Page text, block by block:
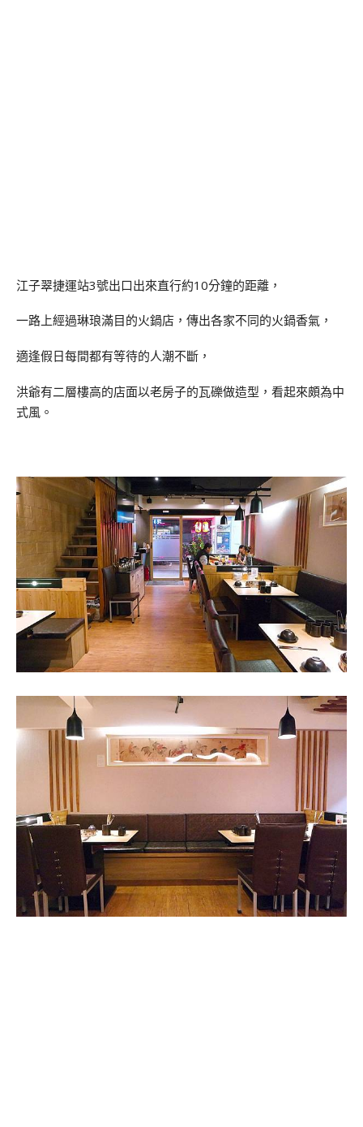
江子翠捷運站3號出口出來直行約10分鐘的距離，
一路上經過琳琅滿目的火鍋店，傳出各家不同的火鍋香氣，
適逢假日每間都有等待的人潮不斷，
洪爺有二層樓高的店面以老房子的瓦礫做造型，看起來頗為中
式風。